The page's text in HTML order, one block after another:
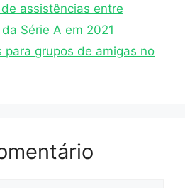
assistências entre
Série A em 2021
para grupos de amigas no